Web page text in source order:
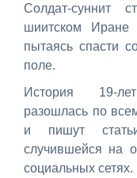
Солдат-суннит
шиитском Иране
пытаясь спасти
поле.
История 19-
разошлась по
и пишут
случившейся на
социальных сетях.